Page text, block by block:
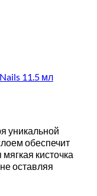
11.5 мл
уникальной
обеспечит
кисточка
оставляя